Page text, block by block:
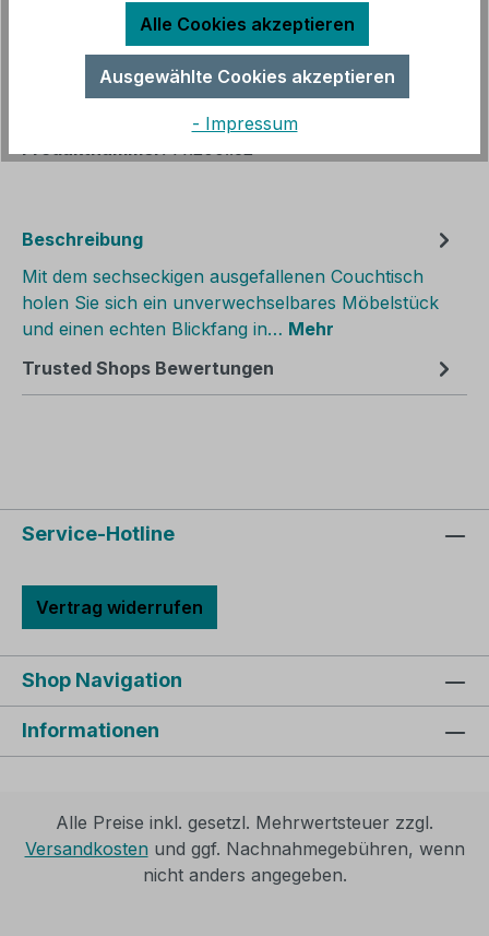
Produkt Anzahl: Gib denIn den Warenkorb
Zum Merkzettel hinzufügen
Beschreibung
Mit dem sechseckigen ausgefallenen Couchtisch
holen Sie sich ein unverwechselbares Möbelstück
und einen echten Blickfang in… Mehr
Trusted Shops Bewertungen
Service-Hotline
Vertrag widerrufen
Shop Navigation
Informationen
Alle Preise inkl. gesetzl. Mehrwertsteuer zzgl.
Versandkosten und ggf. Nachnahmegebühren, wenn
nicht anders angegeben.
Alle Cookies akzeptieren
Ausgewählte Cookies akzeptieren
- Impressum